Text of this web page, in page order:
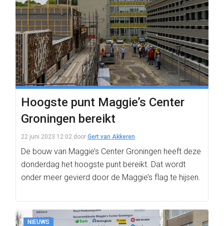
Hoogste punt Maggie’s Center
Groningen bereikt
22 juni 2023 12:02 door Gert van Akkeren
De bouw van Maggie’s Center Groningen heeft deze
donderdag het hoogste punt bereikt. Dat wordt
onder meer gevierd door de Maggie’s flag te hijsen.
NIEUWS